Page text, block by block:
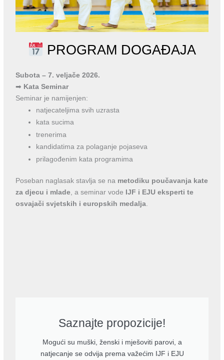
PROGRAM DOGAĐAJA
Subota – 7. veljače 2026.
➡ Kata Seminar
Seminar je namijenjen:
natjecateljima svih uzrasta
kata sucima
trenerima
kandidatima za polaganje pojaseva
prilagođenim kata programima
Poseban naglasak stavlja se na metodiku poučavanja kate
za djecu i mlade, a seminar vode IJF i EJU eksperti te
osvajači svjetskih i europskih medalja.
Saznajte propozicije!
Mogući su muški, ženski i mješoviti parovi, a
natjecanje se odvija prema važećim IJF i EJU